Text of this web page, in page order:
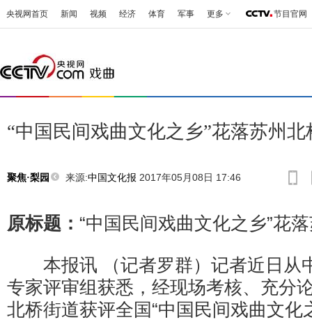
央视网首页 新闻 视频 经济 体育 军事 更多 节目官网
“中国民间戏曲文化之乡”花落苏州北
聚焦·梨园 来源:中国文化报 2017年05月08日 17:46
原标题： “中国民间戏曲文化之乡”花
本报讯 （记者罗群）记者近日从
专家评审组获悉，经现场考核、充分
北桥街道获评全国“中国民间戏曲文化